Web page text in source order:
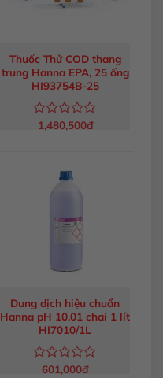
Thuốc Thử COD thang
trung Hanna EPA, 25 ống
HI93754B-25
Được
1,480,500đ
Dung dịch hiệu chuẩn
Hanna pH 10.01 chai 1 lít
HI7010/1L
Được
601,000đ